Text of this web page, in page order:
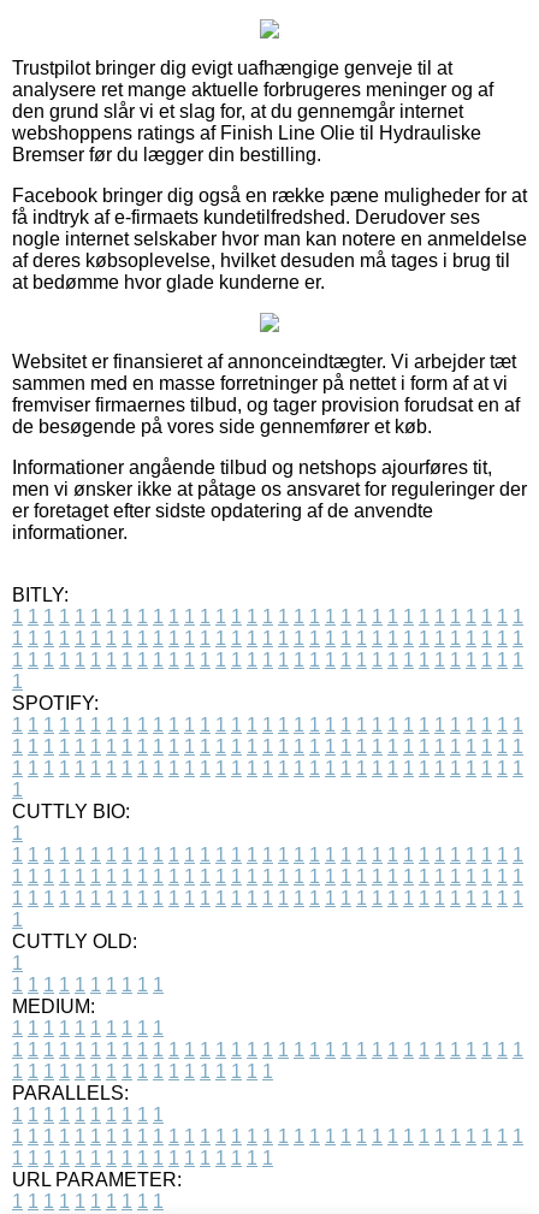
Trustpilot bringer dig evigt uafhængige genveje til at
analysere ret mange aktuelle forbrugeres meninger og af
den grund slår vi et slag for, at du gennemgår internet
webshoppens ratings af Finish Line Olie til Hydrauliske
Bremser før du lægger din bestilling.
Facebook bringer dig også en række pæne muligheder for at
få indtryk af e-firmaets kundetilfredshed. Derudover ses
nogle internet selskaber hvor man kan notere en anmeldelse
af deres købsoplevelse, hvilket desuden må tages i brug til
at bedømme hvor glade kunderne er.
Websitet er finansieret af annonceindtægter. Vi arbejder tæt
sammen med en masse forretninger på nettet i form af at vi
fremviser firmaernes tilbud, og tager provision forudsat en af
de besøgende på vores side gennemfører et køb.
Informationer angående tilbud og netshops ajourføres tit,
men vi ønsker ikke at påtage os ansvaret for reguleringer der
er foretaget efter sidste opdatering af de anvendte
informationer.
BITLY:
1 1 1 1 1 1 1 1 1 1 1 1 1 1 1 1 1 1 1 1 1 1 1 1 1 1 1 1 1 1 1 1 1
1 1 1 1 1 1 1 1 1 1 1 1 1 1 1 1 1 1 1 1 1 1 1 1 1 1 1 1 1 1 1 1 1
1 1 1 1 1 1 1 1 1 1 1 1 1 1 1 1 1 1 1 1 1 1 1 1 1 1 1 1 1 1 1 1 1
1
SPOTIFY:
1 1 1 1 1 1 1 1 1 1 1 1 1 1 1 1 1 1 1 1 1 1 1 1 1 1 1 1 1 1 1 1 1
1 1 1 1 1 1 1 1 1 1 1 1 1 1 1 1 1 1 1 1 1 1 1 1 1 1 1 1 1 1 1 1 1
1 1 1 1 1 1 1 1 1 1 1 1 1 1 1 1 1 1 1 1 1 1 1 1 1 1 1 1 1 1 1 1 1
1
CUTTLY BIO:
1
1 1 1 1 1 1 1 1 1 1 1 1 1 1 1 1 1 1 1 1 1 1 1 1 1 1 1 1 1 1 1 1 1
1 1 1 1 1 1 1 1 1 1 1 1 1 1 1 1 1 1 1 1 1 1 1 1 1 1 1 1 1 1 1 1 1
1 1 1 1 1 1 1 1 1 1 1 1 1 1 1 1 1 1 1 1 1 1 1 1 1 1 1 1 1 1 1 1 1
1
CUTTLY OLD:
1
1 1 1 1 1 1 1 1 1 1
MEDIUM:
1 1 1 1 1 1 1 1 1 1
1 1 1 1 1 1 1 1 1 1 1 1 1 1 1 1 1 1 1 1 1 1 1 1 1 1 1 1 1 1 1 1 1
1 1 1 1 1 1 1 1 1 1 1 1 1 1 1 1 1
PARALLELS:
1 1 1 1 1 1 1 1 1 1
1 1 1 1 1 1 1 1 1 1 1 1 1 1 1 1 1 1 1 1 1 1 1 1 1 1 1 1 1 1 1 1 1
1 1 1 1 1 1 1 1 1 1 1 1 1 1 1 1 1
URL PARAMETER:
1 1 1 1 1 1 1 1 1 1